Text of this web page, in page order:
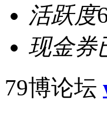
活跃度
现金券
79博论坛